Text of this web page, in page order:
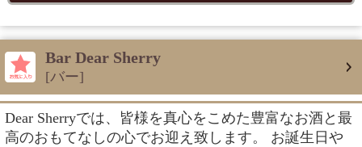
Bar Dear Sherry
[バー]
Dear Sherryでは、皆様を真心をこめた豊富なお酒と最
高のおもてなしの心でお迎え致します。 お誕生日や